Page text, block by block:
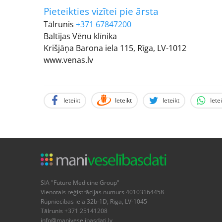
Pieteikties vizītei pie ārsta
Tālrunis +371 67847200
Baltijas Vēnu klīnika
Krišjāņa Barona iela 115, Rīga, LV-1012
www.venas.lv
Ieteikt Ieteikt Ieteikt
SIA "Future Medicine Group"
Vienotais reģistrācijas numurs 40103164458
Rūpniecības iela 32b-1D, Rīga, LV-1045
Tālrunis +371 25141208